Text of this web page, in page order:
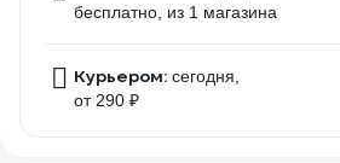
бесплатно , из 1 магазина
Курьером: сегодня,
от 290 ₽